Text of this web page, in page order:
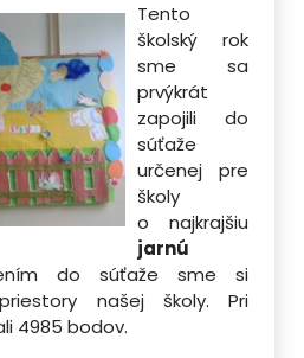
Tento
školský rok
sme sa
prvýkrát
zapojili do
súťaže
určenej pre
školy
o najkrajšiu
jarnú
do súťaže sme si
našej školy. Pri
4985 bodov.